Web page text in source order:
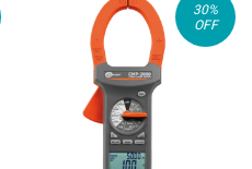
30%
OFF